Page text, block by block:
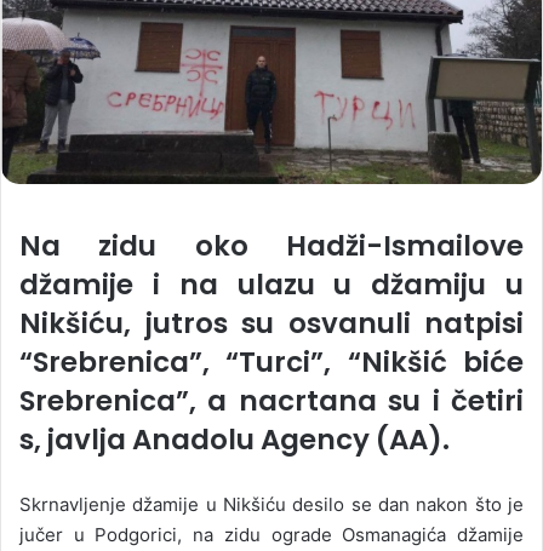
Na zidu oko Hadži-Ismailove
džamije i na ulazu u džamiju u
Nikšiću, jutros su osvanuli natpisi
“Srebrenica”, “Turci”, “Nikšić biće
Srebrenica”, a nacrtana su i četiri
s, javlja Anadolu Agency (AA).
Skrnavljenje džamije u Nikšiću desilo se dan nakon što je
jučer u Podgorici, na zidu ograde Osmanagića džamije